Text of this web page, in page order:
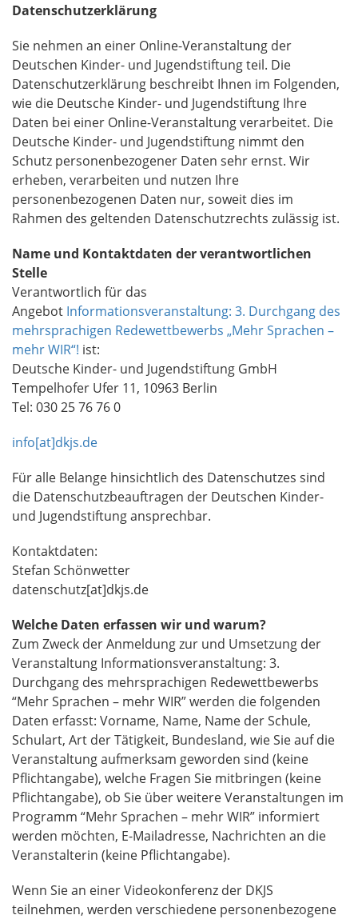
Datenschutzerklärung
Sie nehmen an einer Online-Veranstaltung der
Deutschen Kinder- und Jugendstiftung teil. Die
Datenschutzerklärung beschreibt Ihnen im Folgenden,
wie die Deutsche Kinder- und Jugendstiftung Ihre
Daten bei einer Online-Veranstaltung verarbeitet. Die
Deutsche Kinder- und Jugendstiftung nimmt den
Schutz personenbezogener Daten sehr ernst. Wir
erheben, verarbeiten und nutzen Ihre
personenbezogenen Daten nur, soweit dies im
Rahmen des geltenden Datenschutzrechts zulässig ist.
Name und Kontaktdaten der verantwortlichen
Stelle
Verantwortlich für das
Angebot Informationsveranstaltung: 3. Durchgang des
mehrsprachigen Redewettbewerbs „Mehr Sprachen –
mehr WIR“! ist:
Deutsche Kinder- und Jugendstiftung GmbH
Tempelhofer Ufer 11, 10963 Berlin
Tel: 030 25 76 76 0
info[at]dkjs.de
Für alle Belange hinsichtlich des Datenschutzes sind
die Datenschutzbeauftragen der Deutschen Kinder-
und Jugendstiftung ansprechbar.
Kontaktdaten:
Stefan Schönwetter
datenschutz[at]dkjs.de
Welche Daten erfassen wir und warum?
Zum Zweck der Anmeldung zur und Umsetzung der
Veranstaltung Informationsveranstaltung: 3.
Durchgang des mehrsprachigen Redewettbewerbs
“Mehr Sprachen – mehr WIR” werden die folgenden
Daten erfasst: Vorname, Name, Name der Schule,
Schulart, Art der Tätigkeit, Bundesland, wie Sie auf die
Veranstaltung aufmerksam geworden sind (keine
Pflichtangabe), welche Fragen Sie mitbringen (keine
Pflichtangabe), ob Sie über weitere Veranstaltungen im
Programm “Mehr Sprachen – mehr WIR” informiert
werden möchten, E-Mailadresse, Nachrichten an die
Veranstalterin (keine Pflichtangabe).
Wenn Sie an einer Videokonferenz der DKJS
teilnehmen, werden verschiedene personenbezogene